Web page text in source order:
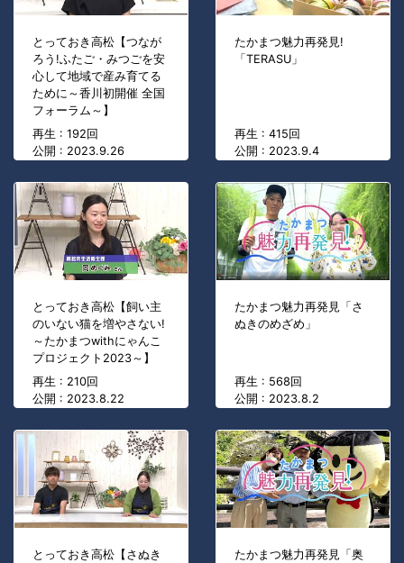
とっておき高松【つなが
ろう!ふたご・みつごを安
心して地域で産み育てる
ために～香川初開催 全国
フォーラム～】
再生 : 192回
公開 : 2023.9.26
たかまつ魅力再発見!
「TERASU」
再生 : 415回
公開 : 2023.9.4
とっておき高松【飼い主
のいない猫を増やさない!
～たかまつwithにゃんこ
プロジェクト2023～】
再生 : 210回
公開 : 2023.8.22
たかまつ魅力再発見「さ
ぬきのめざめ」
再生 : 568回
公開 : 2023.8.2
とっておき高松【さぬき
たかまつ魅力再発見「奥